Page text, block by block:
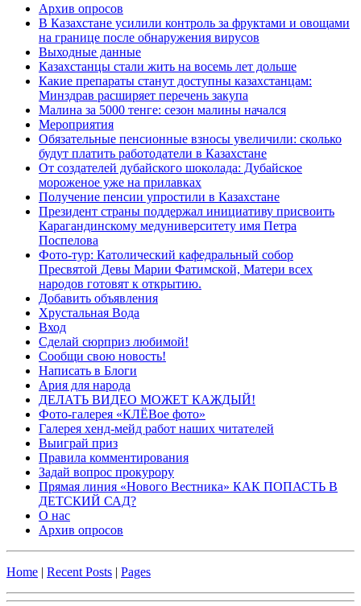
Архив опросов
В Казахстане усилили контроль за фруктами и овощами
на границе после обнаружения вирусов
Выходные данные
Казахстанцы стали жить на восемь лет дольше
Какие препараты станут доступны казахстанцам:
Минздрав расширяет перечень закупа
Малина за 5000 тенге: сезон малины начался
Мероприятия
Обязательные пенсионные взносы увеличили: сколько
будут платить работодатели в Казахстане
От создателей дубайского шоколада: Дубайское
мороженое уже на прилавках
Получение пенсии упростили в Казахстане
Президент страны поддержал инициативу присвоить
Карагандинскому медуниверситету имя Петра
Поспелова
Фото-тур: Католический кафедральный собор
Пресвятой Девы Марии Фатимской, Матери всех
народов готовят к открытию.
Добавить объявления
Хрустальная Вода
Вход
Сделай сюрприз любимой!
Сообщи свою новость!
Написать в Блоги
Ария для народа
ДЕЛАТЬ ВИДЕО МОЖЕТ КАЖДЫЙ!
Фото-галерея «КЛЁВое фото»
Галерея хенд-мейд работ наших читателей
Выиграй приз
Правила комментирования
Задай вопрос прокурору
Прямая линия «Нового Вестника» КАК ПОПАСТЬ В
ДЕТСКИЙ САД?
О нас
Архив опросов
Home | Recent Posts | Pages